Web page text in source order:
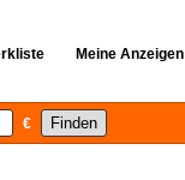
Meine Anzeigen
€